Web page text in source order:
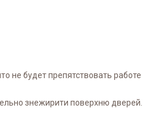
будет препятствовать
знежирити поверхню